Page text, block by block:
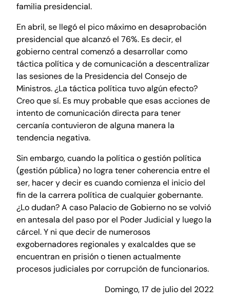
familia presidencial.
En abril, se llegó el pico máximo en desaprobación
presidencial que alcanzó el 76%. Es decir, el
gobierno central comenzó a desarrollar como
táctica política y de comunicación a descentralizar
las sesiones de la Presidencia del Consejo de
Ministros. ¿La táctica política tuvo algún efecto?
Creo que sí. Es muy probable que esas acciones de
intento de comunicación directa para tener
cercanía contuvieron de alguna manera la
tendencia negativa.
Sin embargo, cuando la política o gestión política
(gestión pública) no logra tener coherencia entre el
ser, hacer y decir es cuando comienza el inicio del
fin de la carrera política de cualquier gobernante.
¿Lo dudan? A caso Palacio de Gobierno no se volvió
en antesala del paso por el Poder Judicial y luego la
cárcel. Y ni que decir de numerosos
exgobernadores regionales y exalcaldes que se
encuentran en prisión o tienen actualmente
procesos judiciales por corrupción de funcionarios.
Domingo, 17 de julio del 2022